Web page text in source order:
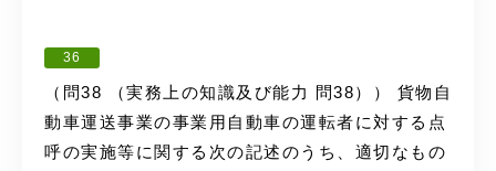
36
（問38 （実務上の知識及び能力 問38）） 貨物自
動車運送事業の事業用自動車の運転者に対する点
呼の実施等に関する次の記述のうち、適切なもの